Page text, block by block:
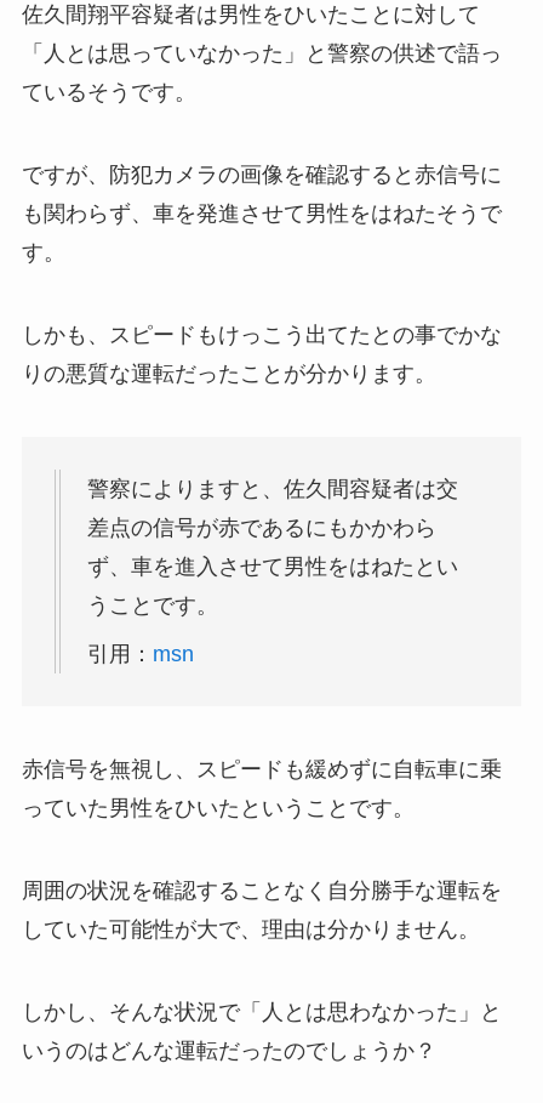
佐久間翔平容疑者は男性をひいたことに対して
「人とは思っていなかった」と警察の供述で語っ
ているそうです。
ですが、防犯カメラの画像を確認すると赤信号に
も関わらず、車を発進させて男性をはねたそうで
す。
しかも、スピードもけっこう出てたとの事でかな
りの悪質な運転だったことが分かります。
警察によりますと、佐久間容疑者は交
差点の信号が赤であるにもかかわら
ず、車を進入させて男性をはねたとい
うことです。
引用： msn
赤信号を無視し、スピードも緩めずに自転車に乗
っていた男性をひいたということです。
周囲の状況を確認することなく自分勝手な運転を
していた可能性が大で、理由は分かりません。
しかし、そんな状況で「人とは思わなかった」と
いうのはどんな運転だったのでしょうか？